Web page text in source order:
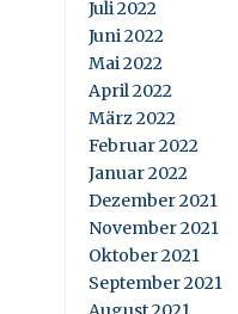
Juli 2022
Juni 2022
Mai 2022
April 2022
März 2022
Februar 2022
Januar 2022
Dezember 2021
November 2021
Oktober 2021
September 2021